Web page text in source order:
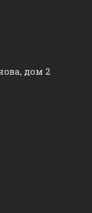
дом 2